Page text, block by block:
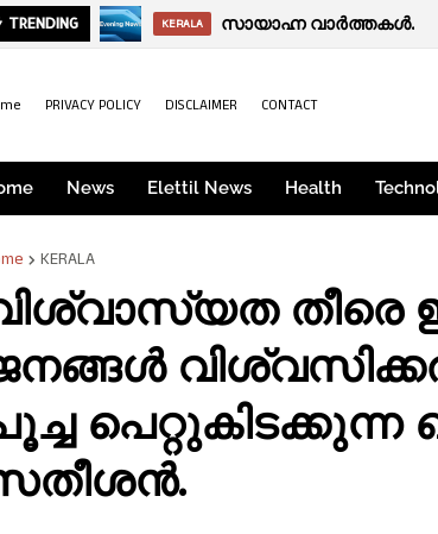
TRENDING KERALA സായാഹ്ന വാര്‍ത്തകള്‍.
PRIVACY POLICY DISCLAIMER CONTACT
News Elettil News Health
KERALA
തീരെ
പെറ്റുകിട‌ക്കുന്ന